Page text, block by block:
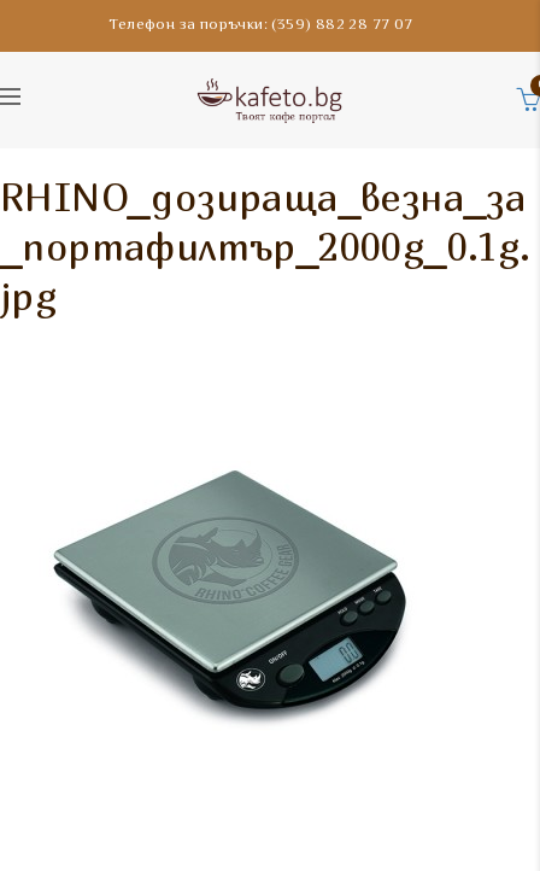
Телефон за поръчки: (359) 882 28 77 07
RHINO_дозираща_везна_за
_портафилтър_2000g_0.1g.
jpg